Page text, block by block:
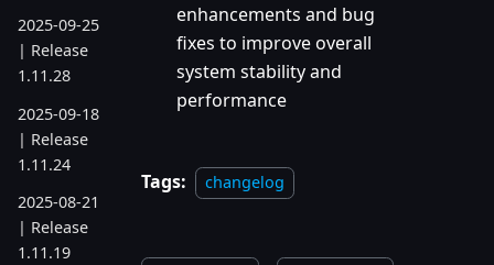
2025-09-25
| Release
1.11.28
2025-09-18
| Release
1.11.24
2025-08-21
| Release
1.11.19
enhancements and bug
fixes to improve overall
system stability and
performance
Tags: changelog